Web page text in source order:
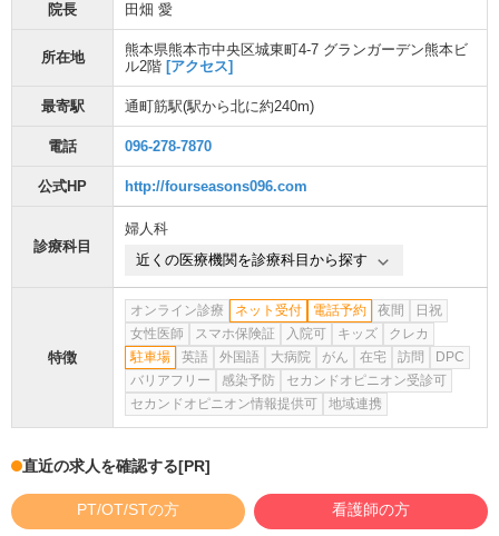
院長 田畑 愛
所在地
熊本県熊本市中央区城東町4-7 グランガーデン熊本ビ
ル2階 [アクセス]
最寄駅 通町筋駅(駅から北に約240m)
電話 096-278-7870
公式HP http://fourseasons096.com
診療科目
婦人科
近くの医療機関を診療科目から探す
特徴
オンライン診療 ネット受付 電話予約 夜間
日祝
女性医師
スマホ保険証 入院可 キッズ
クレカ
駐車場
英語 外国語 大病院 がん 在宅 訪問
DPC
バリアフリー
感染予防
セカンドオピニオン受診可
セカンドオピニオン情報提供可
地域連携
直近の求人を確認する[PR]
PT/OT/STの方 看護師の方